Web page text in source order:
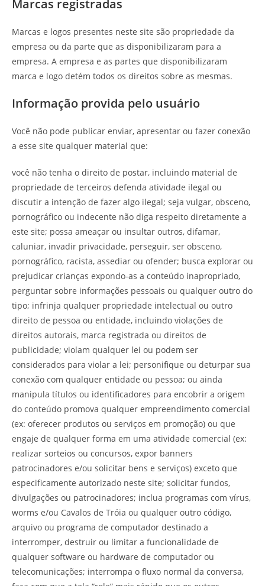
Marcas registradas
Marcas e logos presentes neste site são propriedade da
empresa ou da parte que as disponibilizaram para a
empresa. A empresa e as partes que disponibilizaram
marca e logo detém todos os direitos sobre as mesmas.
Informação provida pelo usuário
Você não pode publicar enviar, apresentar ou fazer conexão
a esse site qualquer material que:
você não tenha o direito de postar, incluindo material de
propriedade de terceiros defenda atividade ilegal ou
discutir a intenção de fazer algo ilegal; seja vulgar, obsceno,
pornográfico ou indecente não diga respeito diretamente a
este site; possa ameaçar ou insultar outros, difamar,
caluniar, invadir privacidade, perseguir, ser obsceno,
pornográfico, racista, assediar ou ofender; busca explorar ou
prejudicar crianças expondo-as a conteúdo inapropriado,
perguntar sobre informações pessoais ou qualquer outro do
tipo; infrinja qualquer propriedade intelectual ou outro
direito de pessoa ou entidade, incluindo violações de
direitos autorais, marca registrada ou direitos de
publicidade; violam qualquer lei ou podem ser
considerados para violar a lei; personifique ou deturpar sua
conexão com qualquer entidade ou pessoa; ou ainda
manipula títulos ou identificadores para encobrir a origem
do conteúdo promova qualquer empreendimento comercial
(ex: oferecer produtos ou serviços em promoção) ou que
engaje de qualquer forma em uma atividade comercial (ex:
realizar sorteios ou concursos, expor banners
patrocinadores e/ou solicitar bens e serviços) exceto que
especificamente autorizado neste site; solicitar fundos,
divulgações ou patrocinadores; inclua programas com vírus,
worms e/ou Cavalos de Tróia ou qualquer outro código,
arquivo ou programa de computador destinado a
interromper, destruir ou limitar a funcionalidade de
qualquer software ou hardware de computador ou
telecomunicações; interrompa o fluxo normal da conversa,